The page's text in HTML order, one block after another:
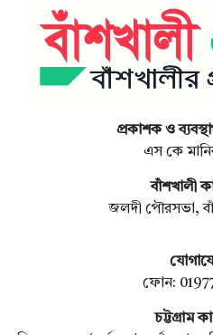
প্রকাশক ও
এস কে
বাঁশখালী
জলদী পৌরসভা,
ফোন:
চট্টগ্রাম